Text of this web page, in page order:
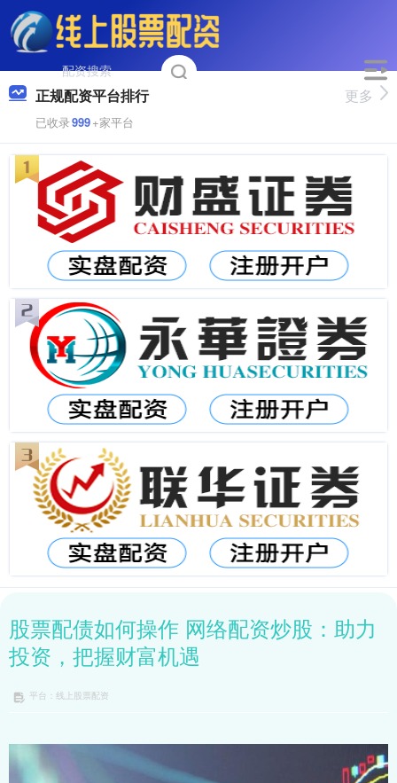
正规配资平台排行
已收录999+家平台
更多
股票配债如何操作 网络配资炒股：助力
投资，把握财富机遇
平台：线上股票配资